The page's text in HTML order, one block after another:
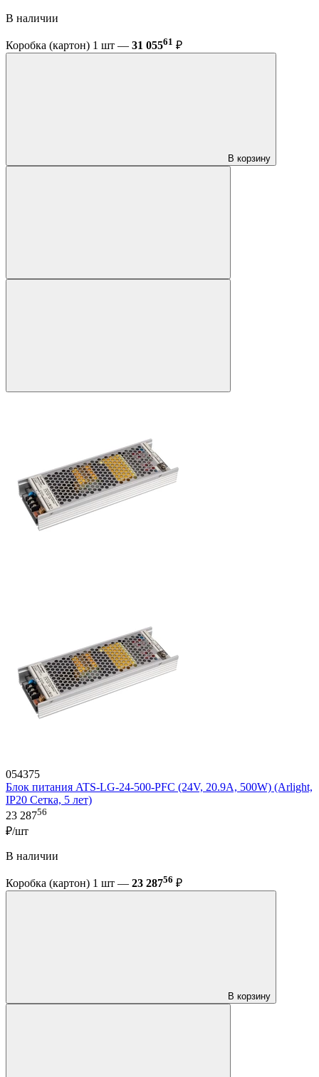
В наличии
Коробка (картон) 1 шт — 31 05561 ₽
В корзину
054375
Блок питания ATS-LG-24-500-PFC (24V, 20.9A, 500W) (Arlight,
IP20 Сетка, 5 лет)
23 28756
₽/шт
В наличии
Коробка (картон) 1 шт — 23 28756 ₽
В корзину